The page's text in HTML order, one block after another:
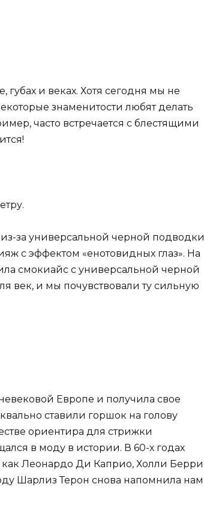
и веках. Хотя сегодня мы не
знаменитости любят делать
часто встречается с блестящими
за универсальной черной подводки
с эффектом «енотовидных глаз». На
смокиайс с универсальной черной
век, и мы почувствовали ту сильную
Европе и получила свое
ставили горшок на голову
ориентира для стрижки
в моду в истории. В 60-х годах
Леонардо Ди Каприо, Холли Берри
Шарлиз Терон снова напомнила нам